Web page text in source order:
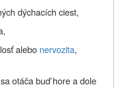
dýchacích ciest,
alebo nervozita,
otáča buď hore a dole